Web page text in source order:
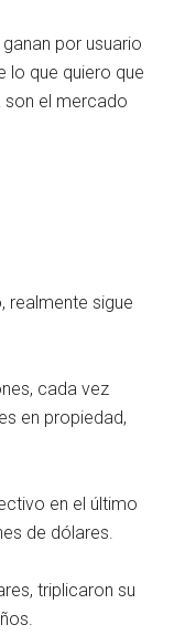
por usuario
lo que quiero que
son el mercado
realmente sigue
cada vez
en propiedad,
en el último
de dólares.
triplicaron su